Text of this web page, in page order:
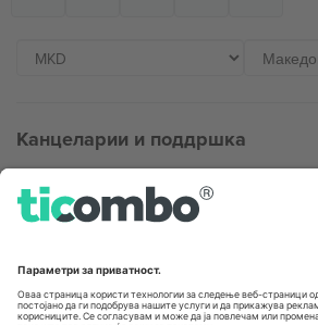
Канцеларии и поддршка
Germany
Unter den Linden 24, 10117
167
United States